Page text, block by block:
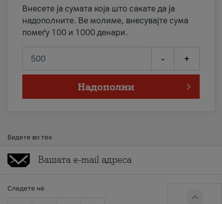
Внесете ја сумата која што сакате да ја
надополните. Ве молиме, внесувајте сума
помеѓу 100 и 1000 денари.
- +
Надополни
Бидете во тек
Следете нè